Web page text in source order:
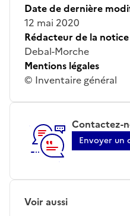
Date de dernière
12 mai 2020
Rédacteur de la notice
Debal-Morche
Mentions légales
© Inventaire général
Contactez-
Envoyer un
Voir aussi